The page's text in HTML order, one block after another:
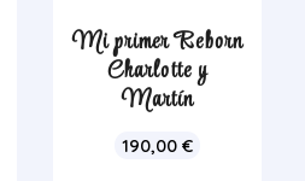
Mi primer Reborn
Charlotte y
Martín
190,00€